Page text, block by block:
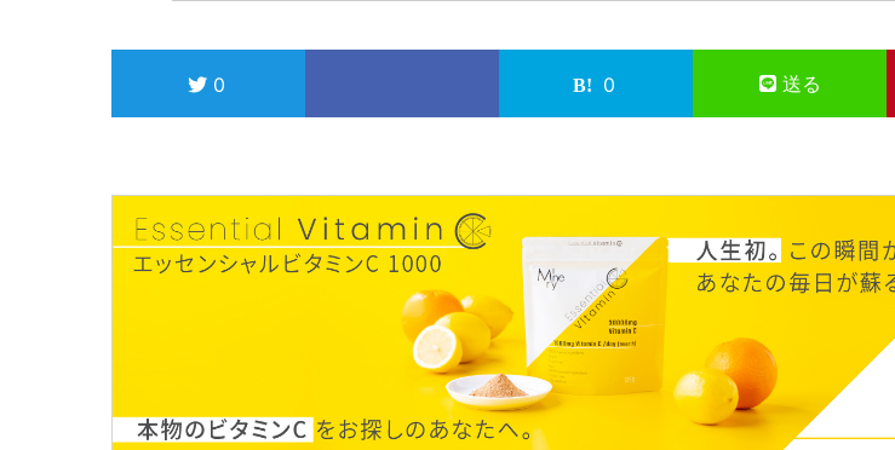
0 0 送る